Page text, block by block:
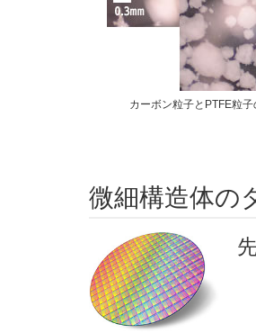
カーボン粒子とPTFE粒
微細構造体の